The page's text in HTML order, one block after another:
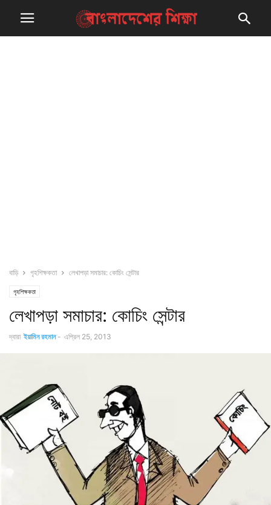
বাড়ি গৃহশিক্ষকতা লেখাপড়া সমাচার: কোচিং সেন্টার
গৃহশিক্ষকতা
লেখাপড়া সমাচার: কোচিং সেন্টার
দ্বারা ইয়ামিন রহমান - এপ্রিল 25, 2013